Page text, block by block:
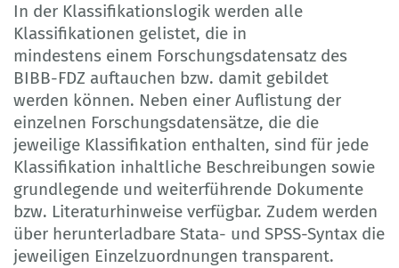
In der Klassifikationslogik werden alle
Klassifikationen gelistet, die in
mindestens einem Forschungsdatensatz des
BIBB-FDZ auftauchen bzw. damit gebildet
werden können. Neben einer Auflistung der
einzelnen Forschungsdatensätze, die die
jeweilige Klassifikation enthalten, sind für jede
Klassifikation inhaltliche Beschreibungen sowie
grundlegende und weiterführende Dokumente
bzw. Literaturhinweise verfügbar. Zudem werden
über herunterladbare Stata- und SPSS-Syntax die
jeweiligen Einzelzuordnungen transparent.